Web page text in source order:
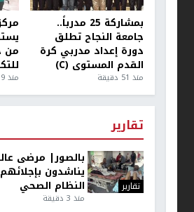
بمشاركة 25 مدرباً..
جامعة النجاح تطلق
دورة إعداد مدربي كرة
القدم المستوى (C)
منذ 51 دقيقة
من
منذ 9 دقيقة
تقارير
تقارير
بالصور| مرضى
يناشدون
النظام الصحي
منذ 3 دقيقة